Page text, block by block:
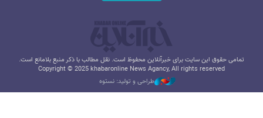
تمامی حقوق این سایت برای خبرآنلاین محفوظ است. نقل مطالب با ذکر منبع بلامانع است.
Copyright © 2025 khabaronline News Agancy, All rights reserved
طراحی و تولید: نستوه